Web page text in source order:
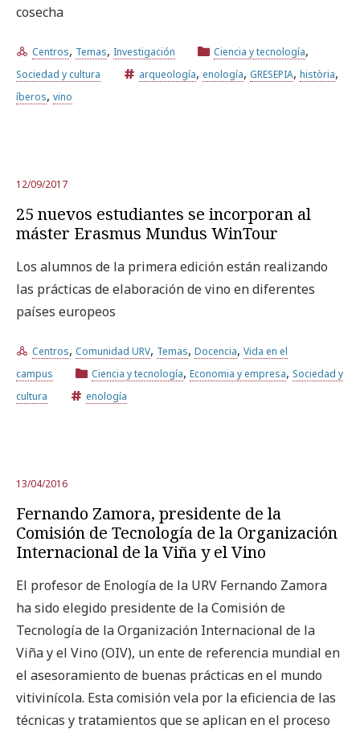
cosecha
Centros, Temas, Investigación Ciencia y tecnología,
Sociedad y cultura arqueología, enología, GRESEPIA, història,
íberos, vino
12/09/2017
25 nuevos estudiantes se incorporan al
máster Erasmus Mundus WinTour
Los alumnos de la primera edición están realizando
las prácticas de elaboración de vino en diferentes
países europeos
Centros, Comunidad URV, Temas, Docencia, Vida en el
campus
Ciencia y tecnología, Economia y empresa, Sociedad y
cultura
enología
13/04/2016
Fernando Zamora, presidente de la
Comisión de Tecnología de la Organización
Internacional de la Viña y el Vino
El profesor de Enología de la URV Fernando Zamora
ha sido elegido presidente de la Comisión de
Tecnología de la Organización Internacional de la
Viña y el Vino (OIV), un ente de referencia mundial en
el asesoramiento de buenas prácticas en el mundo
vitivinícola. Esta comisión vela por la eficiencia de las
técnicas y tratamientos que se aplican en el proceso